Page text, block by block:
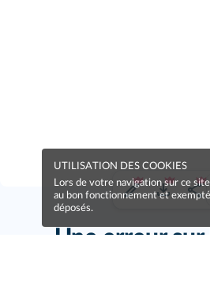
Une erreur sur
UTILISATION DES COOKIES
Lors de votre navigation sur ce
au bon fonctionnement et
déposés.